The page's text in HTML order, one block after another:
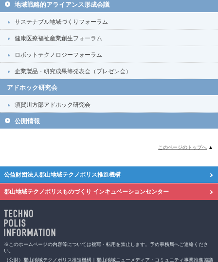
地域戦略的アライアンス形成会議
サステナブル地域づくりフォーラム
健康医療福祉産業創生フォーラム
ロボットテクノロジーフォーラム
企業製品・研究成果等発表会（プレゼン会）
アドホック研究会
須賀川方部アドホック研究会
公開情報
このページのトップへ ▲
公益財団法人郡山地域テクノポリス推進機構
郡山地域テクノポリスものづくり インキュベーションセンター
※このホームページの内容等については複写・転用を禁止します。予め事務局へご連絡くださ
い。
（公財）郡山地域テクノポリス推進機構｜郡山地域ニューメディア・コミュニティ事業推進協議